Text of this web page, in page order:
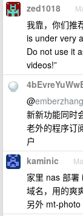
zed1018
我靠，你们推
is under very
Do not use it
videos!”
@emberzhang
新新功能同时
老外的程序订
户
kaminic
家里 nas 部署
域名，用的爽
另外 mt-